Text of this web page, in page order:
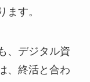
ます。
、デジタル資
、終活と合わ